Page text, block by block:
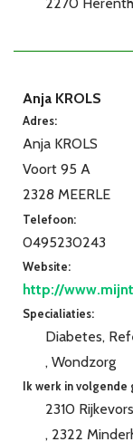
Anja KROLS
Adres:
Anja KROLS
Voort 95 A
2328 MEERLE
Telefoon:
0495230243
Website:
http://
Specialiaties:
Diabetes
Wondzorg
Ik werk in
2310
2322